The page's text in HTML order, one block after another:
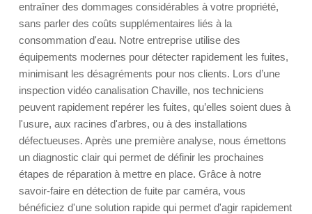
entraîner des dommages considérables à votre propriété,
sans parler des coûts supplémentaires liés à la
consommation d'eau. Notre entreprise utilise des
équipements modernes pour détecter rapidement les fuites,
minimisant les désagréments pour nos clients. Lors d’une
inspection vidéo canalisation Chaville, nos techniciens
peuvent rapidement repérer les fuites, qu’elles soient dues à
l'usure, aux racines d'arbres, ou à des installations
défectueuses. Après une première analyse, nous émettons
un diagnostic clair qui permet de définir les prochaines
étapes de réparation à mettre en place. Grâce à notre
savoir-faire en détection de fuite par caméra, vous
bénéficiez d'une solution rapide qui permet d'agir rapidement